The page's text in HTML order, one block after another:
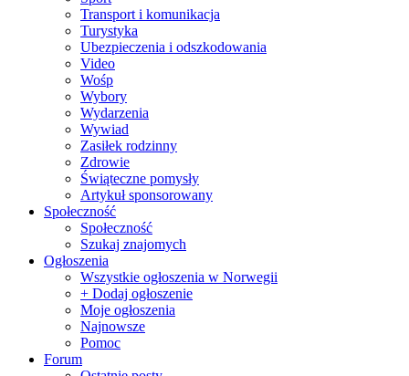
Transport i komunikacja
Turystyka
Ubezpieczenia i odszkodowania
Video
Wośp
Wybory
Wydarzenia
Wywiad
Zasiłek rodzinny
Zdrowie
Świąteczne pomysły
Artykuł sponsorowany
Społeczność
Społeczność
Szukaj znajomych
Ogłoszenia
Wszystkie ogłoszenia w Norwegii
+ Dodaj ogłoszenie
Moje ogłoszenia
Najnowsze
Pomoc
Forum